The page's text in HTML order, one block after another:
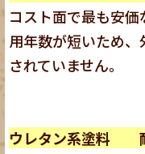
コスト面で最も安
用年数が短いため
されていません。
ウレタン系塗料 耐